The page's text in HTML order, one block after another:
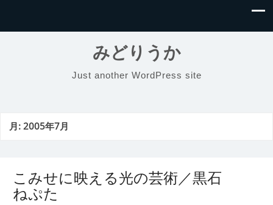
みどりうか
Just another WordPress site
月:2005年7月
こみせに映える光の芸術／黒石
ねぷた